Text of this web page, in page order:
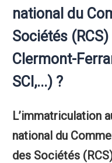
national du
Sociétés
Clermont-
SCI,...) ?
L’immatriculation
national du
des Sociétés